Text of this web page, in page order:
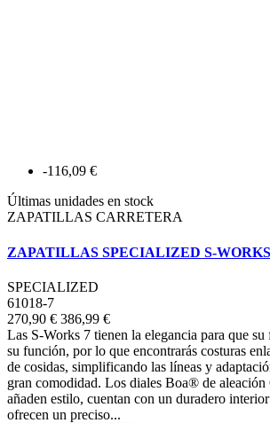
-116,09 €
Últimas unidades en stock
ZAPATILLAS CARRETERA
ZAPATILLAS SPECIALIZED S-WORKS
SPECIALIZED
61018-7
270,90 € 386,99 €
Las S-Works 7 tienen la elegancia para que
su función, por lo que encontrarás costuras
de cosidas, simplificando las líneas y
gran comodidad. Los diales Boa® de
añaden estilo, cuentan con un duradero
ofrecen un preciso...